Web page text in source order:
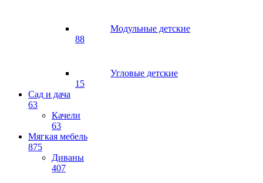
Модульные детские
88
Угловые детские
15
Сад и дача
63
Качели
63
Мягкая мебель
875
Диваны
407